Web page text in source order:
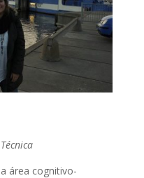
área cognitivo-